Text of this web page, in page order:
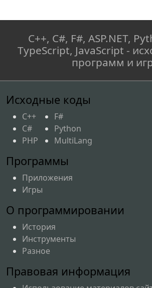
C++, C#, F#, ASP.NET,
TypeScript, JavaScript -
программ и
Исходные коды
C++
C#
PHP
F#
Python
MultiLang
Программы
Приложения
Игры
О программировании
История
Инструменты
Разное
Правовая информация